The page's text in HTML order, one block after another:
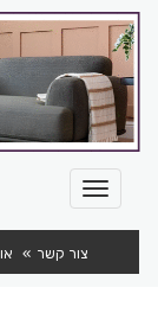
צור קשר